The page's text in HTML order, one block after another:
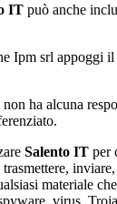
IT può anche
Ipm srl appoggi
ha alcuna
Salento IT per
materiale
virus,